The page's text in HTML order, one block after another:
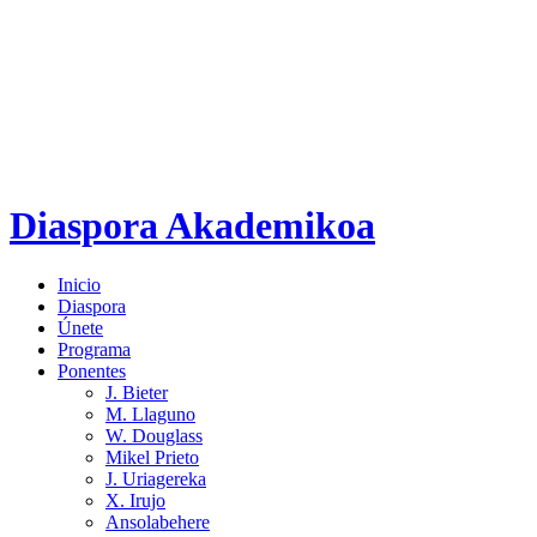
Diaspora Akademikoa
Inicio
Diaspora
Únete
Programa
Ponentes
J. Bieter
M. Llaguno
W. Douglass
Mikel Prieto
J. Uriagereka
X. Irujo
Ansolabehere